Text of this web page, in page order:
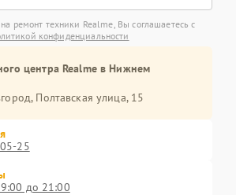
ремонт техники Realme, Вы соглашаетесь с
конфиденциальности
центра Realme в Нижнем
Полтавская улица, 15
25
до 21:00